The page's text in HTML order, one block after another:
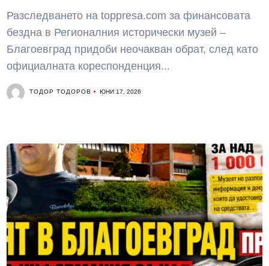
Разследването на toppresa.com за финансовата
бездна в Регионалния исторически музей –
Благоевград придоби неочакван обрат, след като
официалната кореспонденция...
ТОДОР ТОДОРОВ ЮНИ 17, 2026